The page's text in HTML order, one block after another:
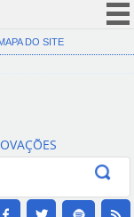
(COVID-19)
Canais
DO SITE